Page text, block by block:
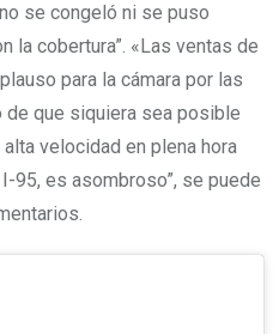
se congeló ni se puso
la cobertura”. «Las ventas de
para la cámara por las
de que siquiera sea posible
velocidad en plena hora
95, es asombroso”, se puede